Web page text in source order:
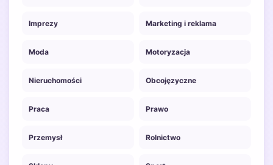
Imprezy Marketing i reklama
Moda Motoryzacja
Nieruchomości Obcojęzyczne
Praca Prawo
Przemysł Rolnictwo